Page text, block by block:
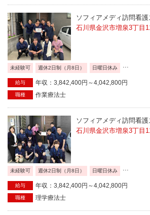
ソフィアメディ訪問看
石川県金沢市増泉3丁目
未経験可 週休2日制（月8日） 日曜日休み ...
給与 年収：3,842,400円～4,042,800円
職種 作業療法士
ソフィアメディ訪問看
石川県金沢市増泉3丁目
未経験可 週休2日制（月8日） 日曜日休み ...
給与 年収：3,842,400円～4,042,800円
職種 理学療法士